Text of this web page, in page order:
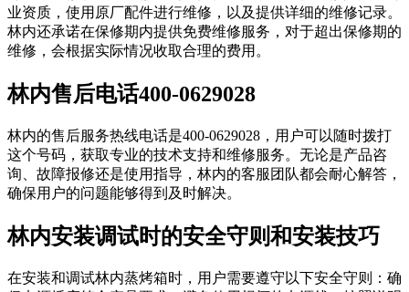
业资质，使用原厂配件进行维修，以及提供详细的维修记录。
林内还承诺在保修期内提供免费维修服务，对于超出保修期的
维修，会根据实际情况收取合理的费用。
林内售后电话400-0629028
林内的售后服务热线电话是400-0629028，用户可以随时拨打
这个号码，获取专业的技术支持和维修服务。无论是产品咨
询、故障报修还是使用指导，林内的客服团队都会耐心解答，
确保用户的问题能够得到及时解决。
林内安装调试时的安全守则和安装技巧
在安装和调试林内蒸烤箱时，用户需要遵守以下安全守则：确